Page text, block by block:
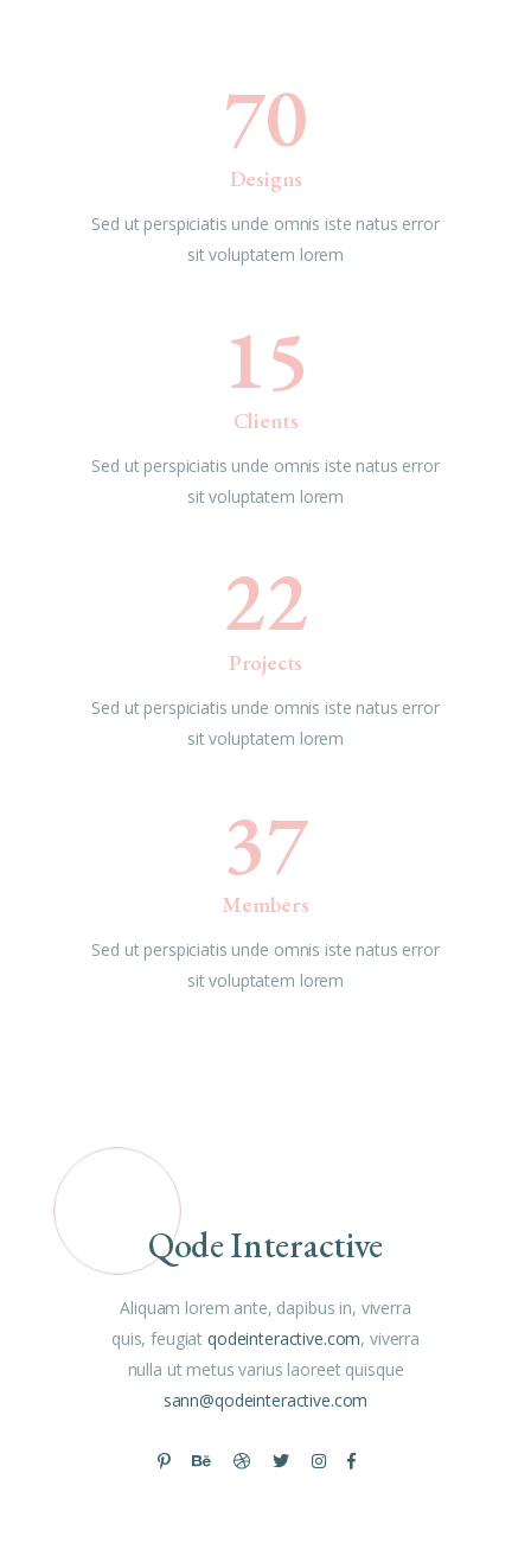
70
Designs
Sed ut perspiciatis unde omnis iste natus error
sit voluptatem lorem
15
Clients
Sed ut perspiciatis unde omnis iste natus error
sit voluptatem lorem
22
Projects
Sed ut perspiciatis unde omnis iste natus error
sit voluptatem lorem
37
Members
Sed ut perspiciatis unde omnis iste natus error
sit voluptatem lorem
Qode Interactive
Aliquam lorem ante, dapibus in, viverra
quis, feugiat qodeinteractive.com, viverra
nulla ut metus varius laoreet quisque
sann@qodeinteractive.com